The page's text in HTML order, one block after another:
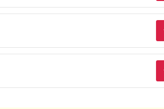
うぶつ王国入場
KA001 龍宮城スパホ
清里高原 清泉寮
ル＆コテージ 宿
助券 (30,000円